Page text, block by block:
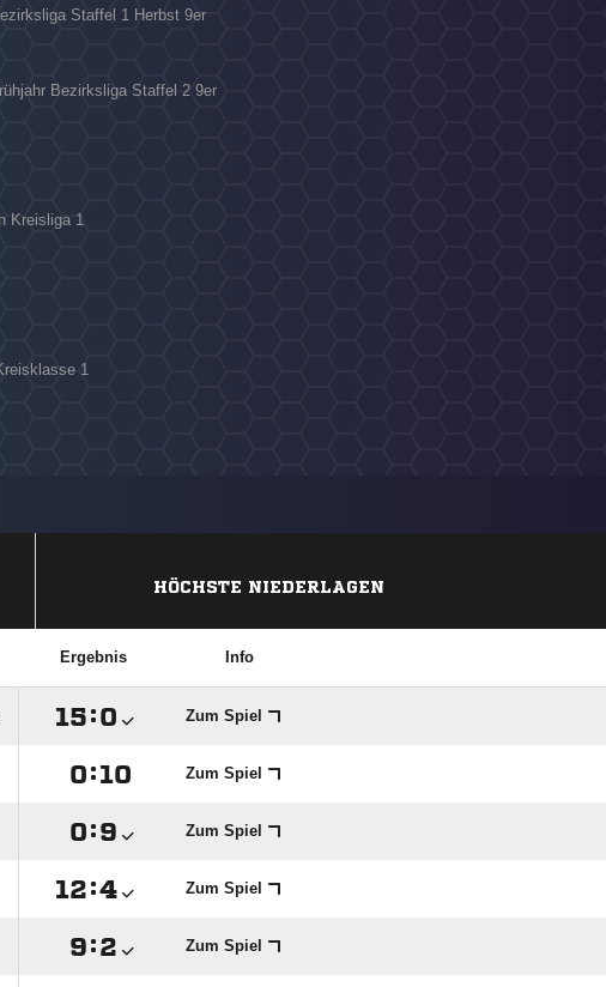
Staffel 1 Herbst 9er
Bezirksliga Staffel 2 9er
Kreisliga 1
1
HÖCHSTE NIEDERLAGEN
Ergebnis Info
: Zum Spiel
: Zum Spiel
: Zum Spiel
: Zum Spiel
: Zum Spiel